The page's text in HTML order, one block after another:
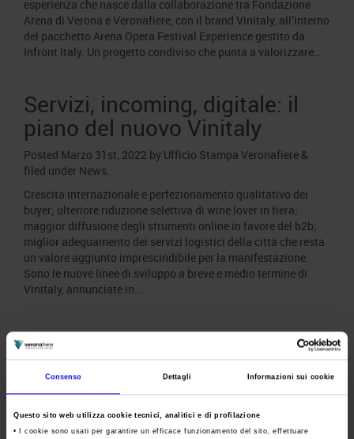
Consenso Dettagli Informazioni sui cookie
Questo sito web utilizza cookie tecnici, analitici e di profilazione
• I cookie sono usati per garantire un efficace funzionamento del sito, effettuare
Bilanci Societari
esperienza che nasce dalla collaborazione tra Fondazione
Arena di Verona e Veronafiere, con il brand Vinitaly, all’interno
del pacchetto Arena Opera Festival Experience gestito da
Infront Italy. Un progetto condiviso che punta a valorizzare…
Servizi, incoming, digitale: il
piano del nuovo Vinitaly
Posted Marzo 31st, 2022 by Ufficio Stampa Veronafiere &
filed under News.
Crescita internazionale e perfezionamento qualitativo dei
buyer; ulteriore riduzione selettiva di wine lover in fiera;
maggior diffusione degli strumenti online in favore del b2b;
miglior adeguamento dei servizi logistici della città che resta
un valore aggiunto imprescindibile per la manifestazione.
Sono le nuove linee di sviluppo a breve e medio termine di
Vinitaly, annunciate in…
Veronafiere si conferma
capitale del vino con Vinitaly
Special Edition
PostedOttobre 18th, 2021byUfficio Stampa Veronafiere
filed underNews.